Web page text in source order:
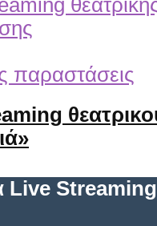
παραστάσεις
Live Streaming